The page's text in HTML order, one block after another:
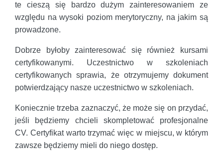
te cieszą się bardzo dużym zainteresowaniem ze
względu na wysoki poziom merytoryczny, na jakim są
prowadzone.
Dobrze byłoby zainteresować się również kursami
certyfikowanymi. Uczestnictwo w szkoleniach
certyfikowanych sprawia, że otrzymujemy dokument
potwierdzający nasze uczestnictwo w szkoleniach.
Koniecznie trzeba zaznaczyć, że może się on przydać,
jeśli będziemy chcieli skompletować profesjonalne
CV. Certyfikat warto trzymać więc w miejscu, w którym
zawsze będziemy mieli do niego dostęp.